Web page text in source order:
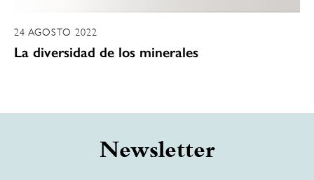
24 AGOSTO 2022
La diversidad de los minerales
Newsletter